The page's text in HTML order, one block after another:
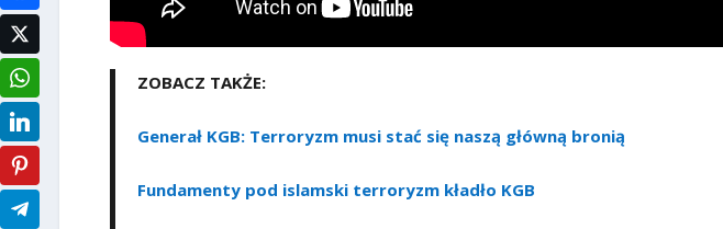
ZOBACZ TAKŻE:
Generał KGB: Terroryzm musi stać się naszą główną bronią
Fundamenty pod islamski terroryzm kładło KGB